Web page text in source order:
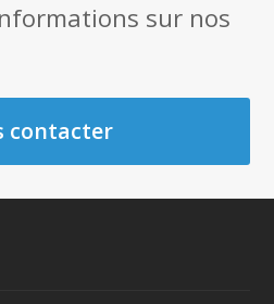
sur nos
contacter